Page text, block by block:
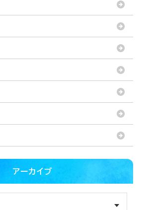
アーカイブ